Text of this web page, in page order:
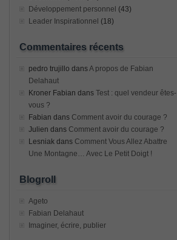
Développement personnel (43)
Leader Inspirationnel (18)
Commentaires récents
pedro trujillo dansA propos de Fabian
Delahaut
Kroner Fabian dans Test : quel vendeur êtes-
vous ?
Fabian dans Comment avoir du courage ?
Julien dans Comment avoir du courage ?
Lesniak dans Comment Vous Allez Abattre
Une Montagne… Avec Le Petit Doigt !
Blogroll
Ageto
Fabian Delahaut
Imaginer, écrire, publier